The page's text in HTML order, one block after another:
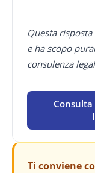
Questa
e ha scopo
consulenza
Ti conviene